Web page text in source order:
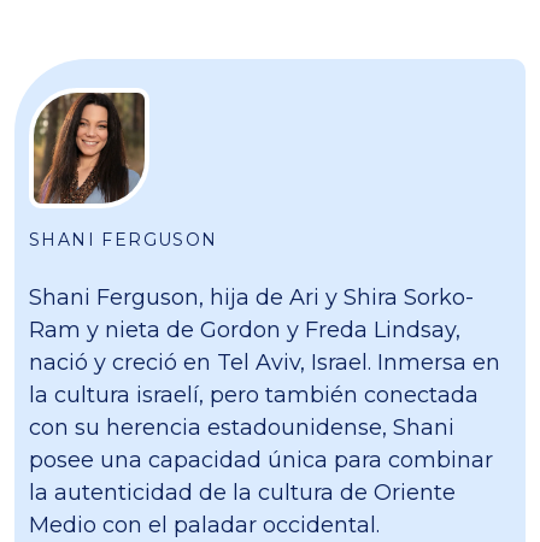
SHANI FERGUSON
Shani Ferguson, hija de Ari y Shira Sorko-
Ram y nieta de Gordon y Freda Lindsay,
nació y creció en Tel Aviv, Israel. Inmersa en
la cultura israelí, pero también conectada
con su herencia estadounidense, Shani
posee una capacidad única para combinar
la autenticidad de la cultura de Oriente
Medio con el paladar occidental.